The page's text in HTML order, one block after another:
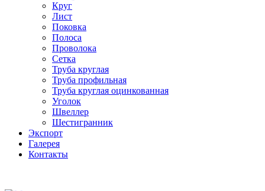
Круг
Лист
Поковка
Полоса
Проволока
Сетка
Труба круглая
Труба профильная
Труба круглая оцинкованная
Уголок
Швеллер
Шестигранник
Экспорт
Галерея
Контакты